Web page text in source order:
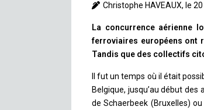
Christophe HAVEAUX, le
La concurrence aérienne
ferroviaires européens ont
Tandis que des collectifs
Il fut un temps où il était
Belgique, jusqu’au début
de Schaerbeek (Bruxelles)